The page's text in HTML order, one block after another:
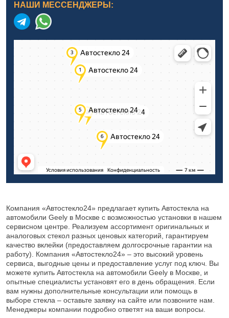
НАШИ МЕССЕНДЖЕРЫ:
Компания «Автостекло24» предлагает купить Автостекла на
автомобили Geely в Москве с возможностью установки в нашем
сервисном центре. Реализуем ассортимент оригинальных и
аналоговых стекол разных ценовых категорий, гарантируем
качество вклейки (предоставляем долгосрочные гарантии на
работу). Компания «Автостекло24» – это высокий уровень
сервиса, выгодные цены и предоставление услуг под ключ. Вы
можете купить Автостекла на автомобили Geely в Москве, и
опытные специалисты установят его в день обращения. Если
вам нужны дополнительные консультации или помощь в
выборе стекла – оставьте заявку на сайте или позвоните нам.
Менеджеры компании подробно ответят на ваши вопросы.